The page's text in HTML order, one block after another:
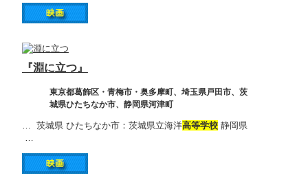
『淵に立つ』
東京都葛飾区・青梅市・奥多摩町、埼玉県戸田市、茨
城県ひたちなか市、静岡県河津町
… 茨城県 ひたちなか市：茨城県立海洋高等学校静岡県